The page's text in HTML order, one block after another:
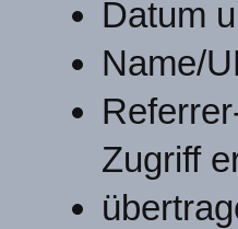
Datum
Name/
Zugriff